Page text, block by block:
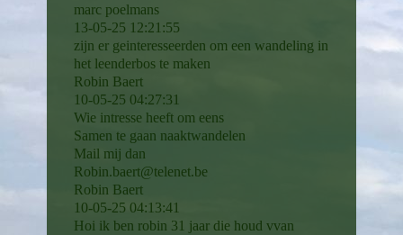
marc poelmans
13-05-25 12:21:55
zijn er geinteresseerden om een wandeling in
het leenderbos te maken
Robin Baert
10-05-25 04:27:31
Wie intresse heeft om eens
Samen te gaan naaktwandelen
Mail mij dan
Robin.baert@telenet.be
Robin Baert
10-05-25 04:13:41
Hoi ik ben robin 31 jaar die houd vvan